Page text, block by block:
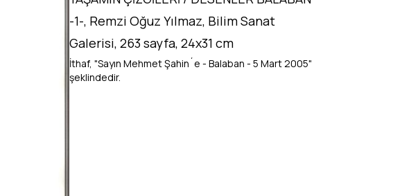
-1-, Remzi Oğuz Yılmaz, Bilim Sanat
Galerisi, 263 sayfa, 24x31 cm
İthaf, "Sayın Mehmet Şahin´e - Balaban - 5 Mart 2005"
şeklindedir.